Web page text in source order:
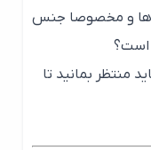
و مخصوصا جنس
بمانید تا